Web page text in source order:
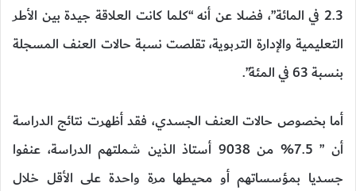
2.3 في المائة”، فضلا عن أنه “كلما كانت العلاقة جيدة بين الأطر
التعليمية والإدارة التربوية، تقلصت نسبة حالات العنف المسجلة
بنسبة 63 في المئة”.
أما بخصوص حالات العنف الجسدي، فقد أظهرت نتائج الدراسة
أن ” 7.5% من 9038 أستاذ الذين شملتهم الدراسة، عنفوا
جسديا بمؤسساتهم أو محيطها مرة واحدة على الأقل خلال